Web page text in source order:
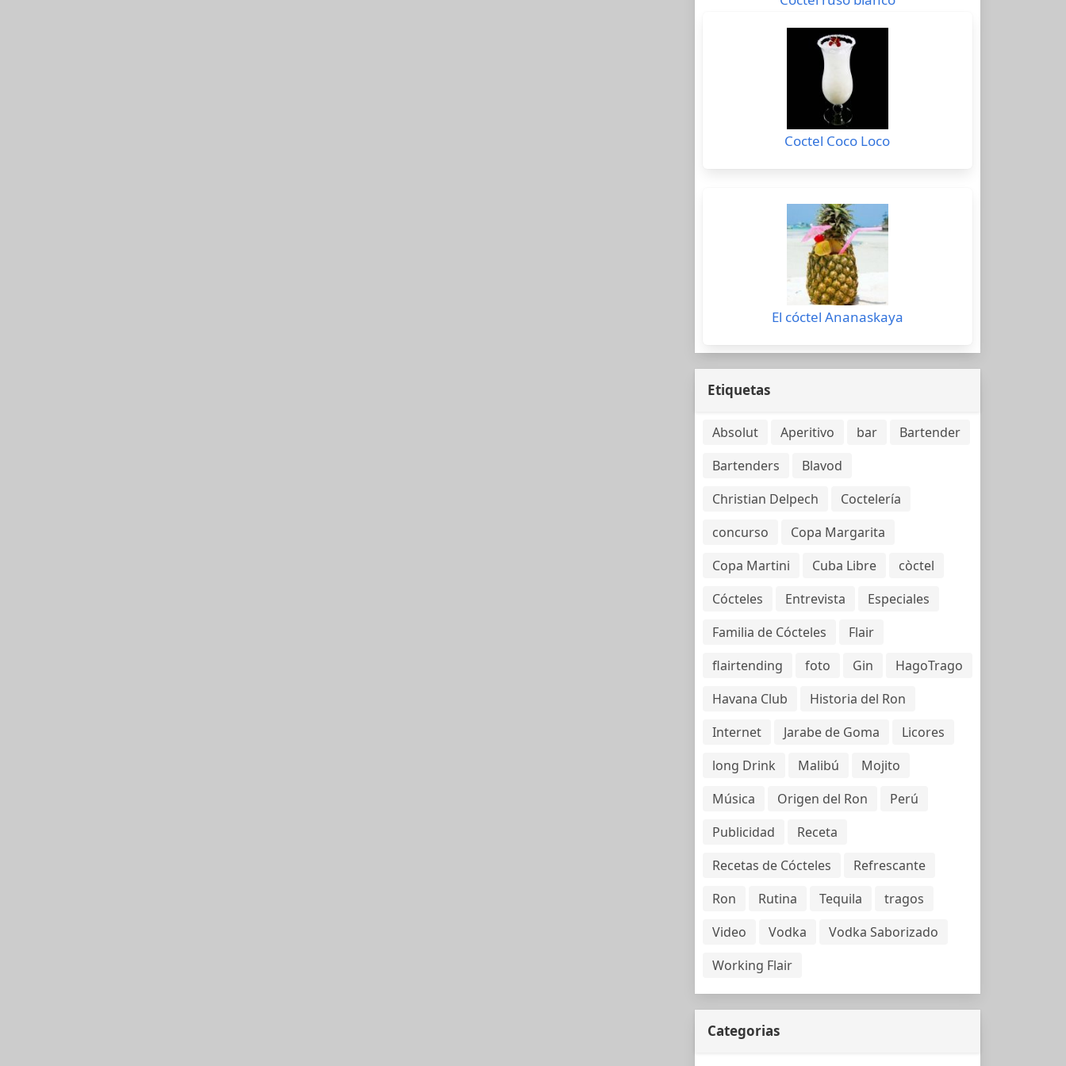
Coctel Coco Loco
El cóctel Ananaskaya
Etiquetas
Absolut Aperitivo bar
Bartender
Bartenders
Blavod
Christian Delpech
Coctelería
concurso
Copa Margarita
Copa Martini
Cuba Libre
còctel
Cócteles
Entrevista
Especiales
Familia de Cócteles
Flair
flairtending
foto Gin
HagoTrago
Havana Club
Historia del Ron
Internet
Jarabe de Goma
Licores
long Drink
Malibú
Mojito
Música
Origen del Ron
Perú
Publicidad
Receta
Recetas de Cócteles
Refrescante
Ron
Rutina Tequila
tragos
Video
Vodka
Vodka Saborizado
Working Flair
Categorias